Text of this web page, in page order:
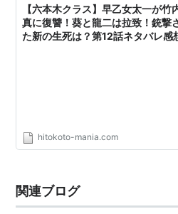
【六本木クラス】早乙女太一が竹
真に復讐！葵と龍二は拉致！銃撃
た新の生死は？第12話ネタバレ感
hitokoto-mania.com
関連ブログ